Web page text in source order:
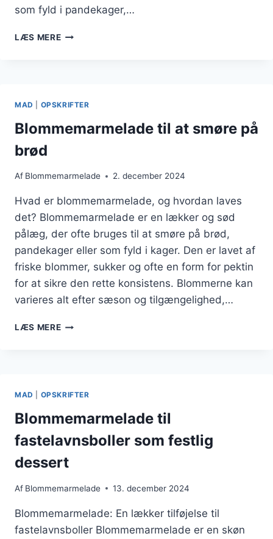
som fyld i pandekager,…
LÆS MEREBLOMMEMARMELADE
MAD OPSKRIFTER
Blommemarmelade til at smøre på
brød
Af Blommemarmelade 2. december 2024
Hvad er blommemarmelade, og hvordan laves
det? Blommemarmelade er en lækker og sød
pålæg, der ofte bruges til at smøre på brød,
pandekager eller som fyld i kager. Den er lavet af
friske blommer, sukker og ofte en form for pektin
for at sikre den rette konsistens. Blommerne kan
varieres alt efter sæson og tilgængelighed,…
LÆS MEREBLOMMEMARMELADE
MAD OPSKRIFTER
Blommemarmelade til
fastelavnsboller som festlig
dessert
Af Blommemarmelade 13. december 2024
Blommemarmelade: En lækker tilføjelse til
fastelavnsboller Blommemarmelade er en skøn